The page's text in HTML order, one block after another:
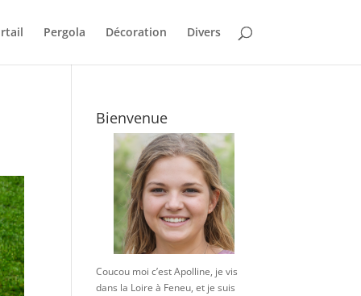
Pergola Décoration Divers
Bienvenue
Coucou moi c’est Apolline, je vis
dans la Loire à Feneu, et je suis